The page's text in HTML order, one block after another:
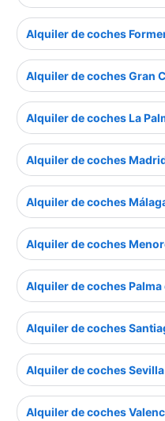
Alquiler de coches
Alquiler de coches Gran
Alquiler de coches La
Alquiler de coches
Alquiler de coches
Alquiler de coches
Alquiler de coches
Alquiler de coches
Alquiler de coches Sevilla
Alquiler de coches